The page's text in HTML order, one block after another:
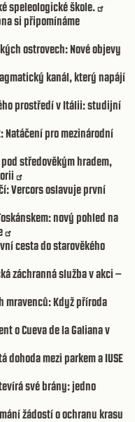
speleologické škole.
si připomínáme
ostrovech: Nové objevy
kanál, který napájí
prostředí v Itálii: studijní
Natáčení pro mezinárodní
středověkým hradem,
Vercors oslavuje první
nový pohled na
cesta do starověkého
záchranná služba v akci –
mravenců: Když příroda
o Cueva de la Galiana v
mezi parkem a IUSE
své brány: jedno
žádostí o ochranu krasu